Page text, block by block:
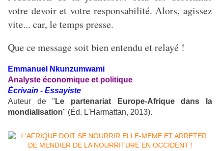
votre devoir et votre responsabilité. Alors, agissez
vite... car, le temps presse.
Que ce message soit bien entendu et relayé !
Emmanuel Nkunzumwami
Analyste économique et politique
Écrivain - Essayiste
Auteur de " Le partenariat Europe-Afrique dans la
mondialisation" (Éd. L'Harmattan, 2013).